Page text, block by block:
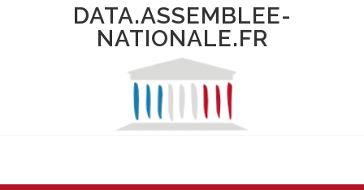
DATA.ASSEMBLEE-
NATIONALE.FR